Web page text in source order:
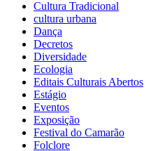
Cultura Tradicional
cultura urbana
Dança
Decretos
Diversidade
Ecologia
Editais Culturais Abertos
Estágio
Eventos
Exposição
Festival do Camarão
Folclore